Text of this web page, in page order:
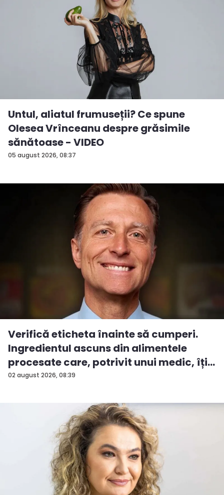
05 august 2026, 08:37
Untul, aliatul frumuseții? Ce spune
Olesea Vrînceanu despre grăsimile
sănătoase - VIDEO
02 august 2026, 08:39
Verifică eticheta înainte să cumperi.
Ingredientul ascuns din alimentele
procesate care, potrivit unui medic, îți...